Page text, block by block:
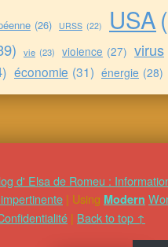
(26) URSS (22) USA
vie (23) violence (27) virus
économie (31) énergie (28)
d' Elsa de Romeu :
| Using Modern
| Back to top ↑